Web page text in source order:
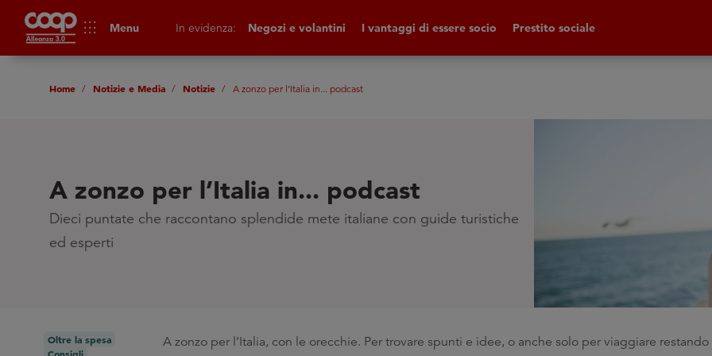
apps Menu In evidenza: Negozi e volantini I vantaggi di essere socio Prestito sociale
Home Notizie e Media Notizie A zonzo per l’Italia in... podcast
A zonzo per l’Italia in... podcast
Dieci puntate che raccontano splendide mete italiane con guide turistiche
ed esperti
Oltre la spesa
A zonzo per l’Italia, con le orecchie. Per trovare spunti e idee, o anche solo per viaggiare restando